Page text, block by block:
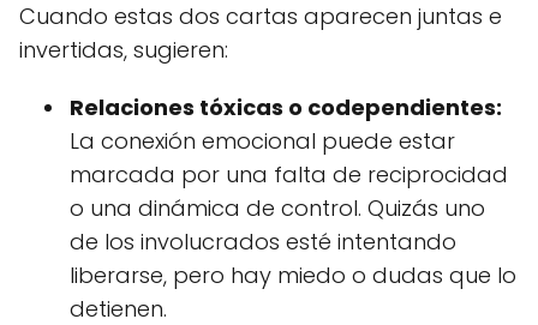
Cuando estas dos cartas aparecen juntas e
invertidas, sugieren:
Relaciones tóxicas o codependientes:
La conexión emocional puede estar
marcada por una falta de reciprocidad
o una dinámica de control. Quizás uno
de los involucrados esté intentando
liberarse, pero hay miedo o dudas que lo
detienen.